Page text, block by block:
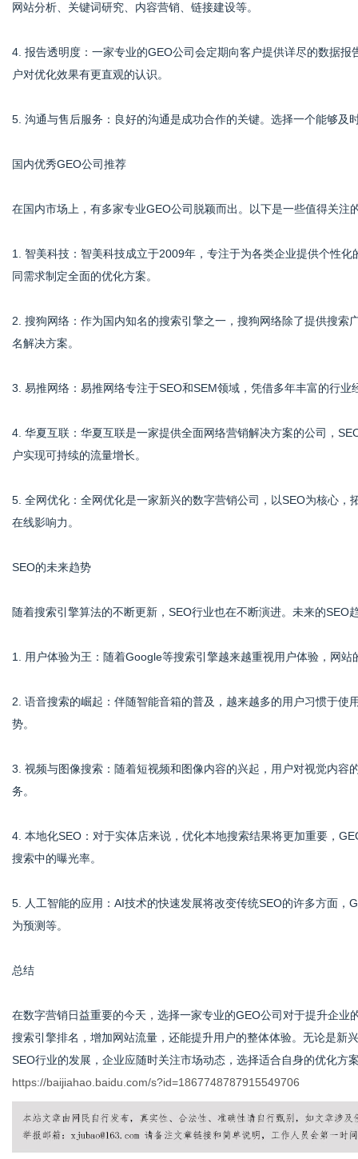
网站分析、关键词研究、内容营销、链接建设等。
4. 报告透明度：一家专业的GEO公司会定期向客户提供详尽的数据
户对优化效果有更直观的认识。
5. 沟通与售后服务：良好的沟通是成功合作的关键。选择一个能够
国内优秀GEO公司推荐
在国内市场上，有多家专业GEO公司脱颖而出。以下是一些值得关注
1. 智美科技：智美科技成立于2009年，专注于为各类企业提供个性
同需求制定全面的优化方案。
2. 搜狗网络：作为国内知名的搜索引擎之一，搜狗网络除了提供搜
名解决方案。
3. 易推网络：易推网络专注于SEO和SEM领域，凭借多年丰富的行
4. 华夏互联：华夏互联是一家提供全面网络营销解决方案的公司，
户实现可持续的流量增长。
5. 全网优化：全网优化是一家新兴的数字营销公司，以SEO为核心
在线影响力。
SEO的未来趋势
随着搜索引擎算法的不断更新，SEO行业也在不断演进。未来的SEO
1. 用户体验为王：随着Google等搜索引擎越来越重视用户体验，网
2. 语音搜索的崛起：伴随智能音箱的普及，越来越多的用户习惯于
势。
3. 视频与图像搜索：随着短视频和图像内容的兴起，用户对视觉内
务。
4. 本地化SEO：对于实体店来说，优化本地搜索结果将更加重要，
搜索中的曝光率。
5. 人工智能的应用：AI技术的快速发展将改变传统SEO的许多方面
为预测等。
总结
在数字营销日益重要的今天，选择一家专业的GEO公司对于提升企
搜索引擎排名，增加网站流量，还能提升用户的整体体验。无论是新
SEO行业的发展，企业应随时关注市场动态，选择适合自身的优化方
https://baijiahao.baidu.com/s?id=1867748787915549706